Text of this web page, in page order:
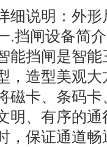
细说明：外
.挡闸设备简介
能挡闸是智
，造型美观
磁卡、条码
明、有序的
，保证通道畅